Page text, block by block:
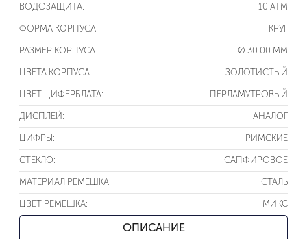
ВОДОЗАЩИТА: 10 ATM
ФОРМА КОРПУСА: КРУГ
РАЗМЕР КОРПУСА: Ø 30.00 ММ
ЦВЕТА КОРПУСА: ЗОЛОТИСТЫЙ
ЦВЕТ ЦИФЕРБЛАТА: ПЕРЛАМУТРОВЫЙ
ДИСПЛЕЙ: АНАЛОГ
ЦИФРЫ: РИМСКИЕ
СТЕКЛО: САПФИРОВОЕ
МАТЕРИАЛ РЕМЕШКА: СТАЛЬ
ЦВЕТ РЕМЕШКА: МИКС
ОПИСАНИЕ